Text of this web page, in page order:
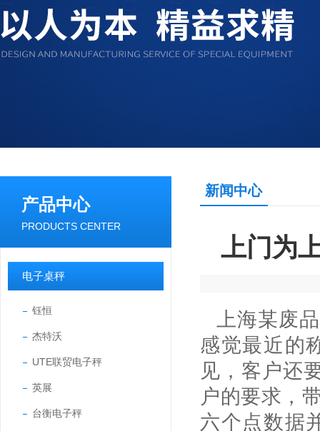
产品中心
PRODUCTS CENTER
电子桌秤
钰恒
杰特沃
UTE联贸电子秤
英展
台衡电子秤
新闻中心
上门为
上海某废
感觉最近的
见，客户还
户的要求，
六个点数据